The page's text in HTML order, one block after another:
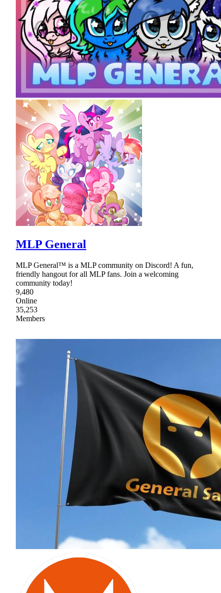
MLP General
MLP General™ is a MLP community on Discord! A fun,
friendly hangout for all MLP fans. Join a welcoming
community today!
9,480
Online
35,253
Members